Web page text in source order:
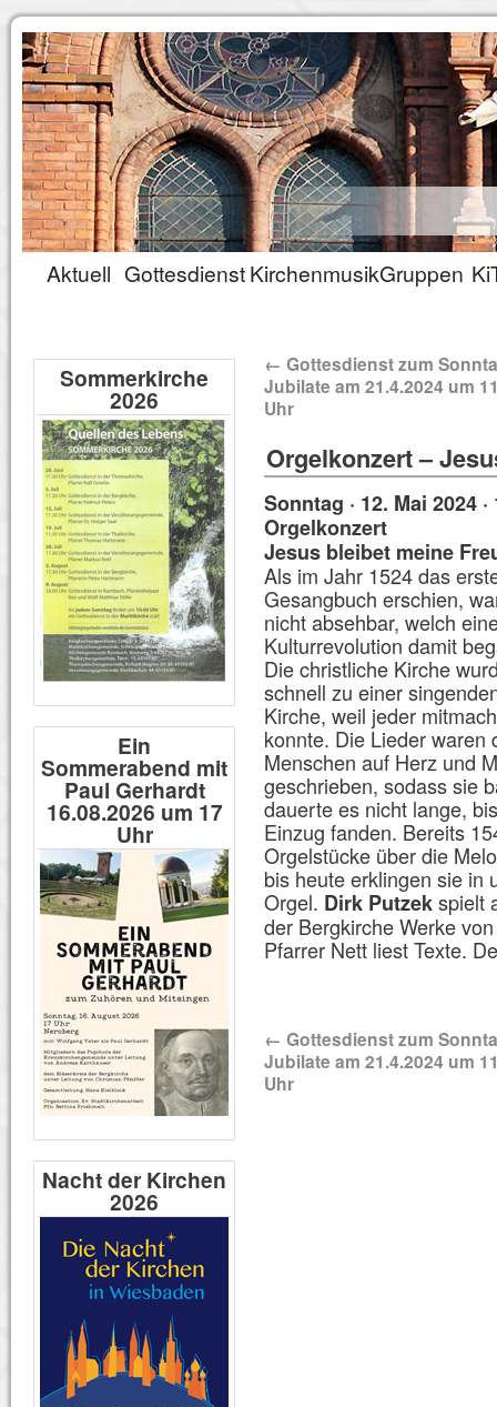
Aktuell GottesdienstKirchenmusikGruppen
← Gottesdienst zum
Jubilate am 21.4.2024 um
Uhr
Orgelkonzert –
Sonntag · 12. Mai 2024
Orgelkonzert
Jesus bleibet meine
Als im Jahr 1524 das
Gesangbuch erschien,
nicht absehbar, welch
Kulturrevolution damit
Die christliche Kirche
schnell zu einer
Kirche, weil jeder
konnte. Die Lieder waren
Menschen auf Herz und
geschrieben, sodass sie
dauerte es nicht lange,
Einzug fanden. Bereits
Orgelstücke über die
bis heute erklingen sie in
Orgel. Dirk Putzekspielt
der Bergkirche Werke
Pfarrer Nett liest Texte.
← Gottesdienst zum
Jubilate am 21.4.2024 um
Uhr
Sommerkirche
2026
Ein
Sommerabend mit
Paul Gerhardt
16.08.2026 um 17
Uhr
Nacht der Kirchen
2026